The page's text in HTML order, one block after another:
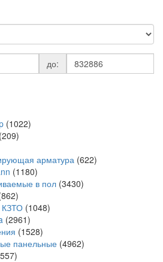
до:
(1022)
(209)
арматура (622)
(1180)
в пол (3430)
КЗТО (1048)
(2961)
(1528)
панельные (4962)